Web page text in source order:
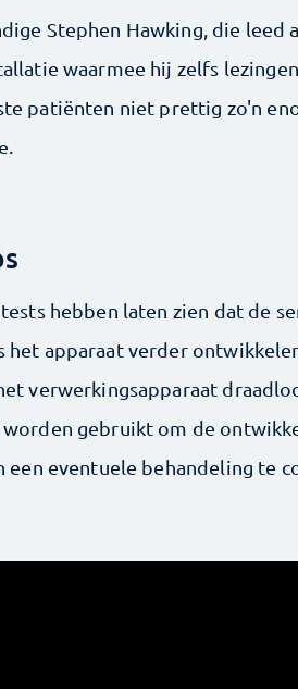
Stephen Hawking, die leed
waarmee hij zelfs
patiënten niet prettig zo'n
hebben laten zien dat de
het apparaat verder
verwerkingsapparaat
gebruikt om de
een eventuele behandeling te